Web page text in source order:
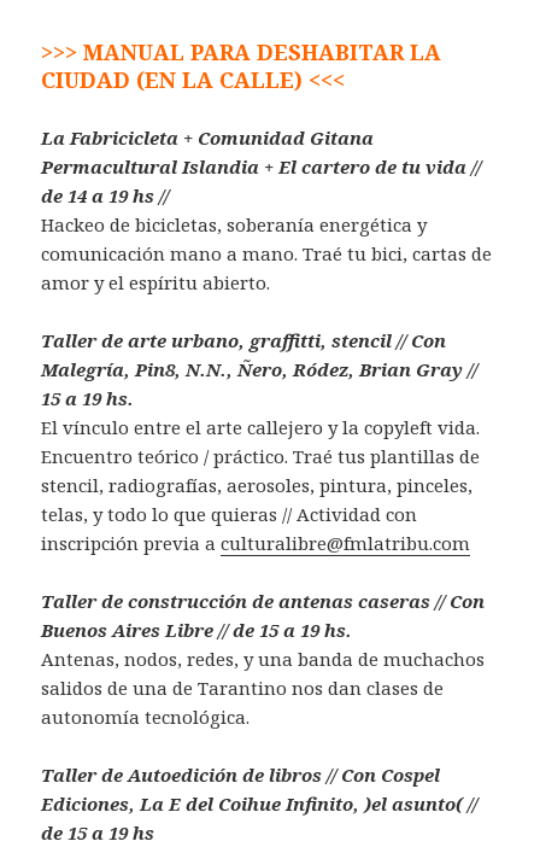
>>> MANUAL PARA DESHABITAR LA
CIUDAD (EN LA CALLE) <<<
La Fabricicleta + Comunidad Gitana
Permacultural Islandia + El cartero de tu vida //
de 14 a 19 hs //
Hackeo de bicicletas, soberanía energética y
comunicación mano a mano. Traé tu bici, cartas de
amor y el espíritu abierto.
Taller de arte urbano, graffitti, stencil // Con
Malegría, Pin8, N.N., Ñero, Ródez, Brian Gray //
15 a 19 hs.
El vínculo entre el arte callejero y la copyleft vida.
Encuentro teórico / práctico. Traé tus plantillas de
stencil, radiografías, aerosoles, pintura, pinceles,
telas, y todo lo que quieras // Actividad con
inscripción previa aculturalibre@fmlatribu.com
Taller de construcción de antenas caseras // Con
Buenos Aires Libre // de 15 a 19 hs.
Antenas, nodos, redes, y una banda de muchachos
salidos de una de Tarantino nos dan clases de
autonomía tecnológica.
Taller de Autoedición de libros // Con Cospel
Ediciones, La E del Coihue Infinito, )el asunto( //
de 15 a 19 hs